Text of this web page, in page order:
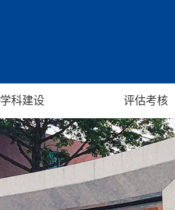
学科建设 评估考核